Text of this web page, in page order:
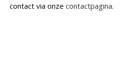
contact via onze contactpagina.